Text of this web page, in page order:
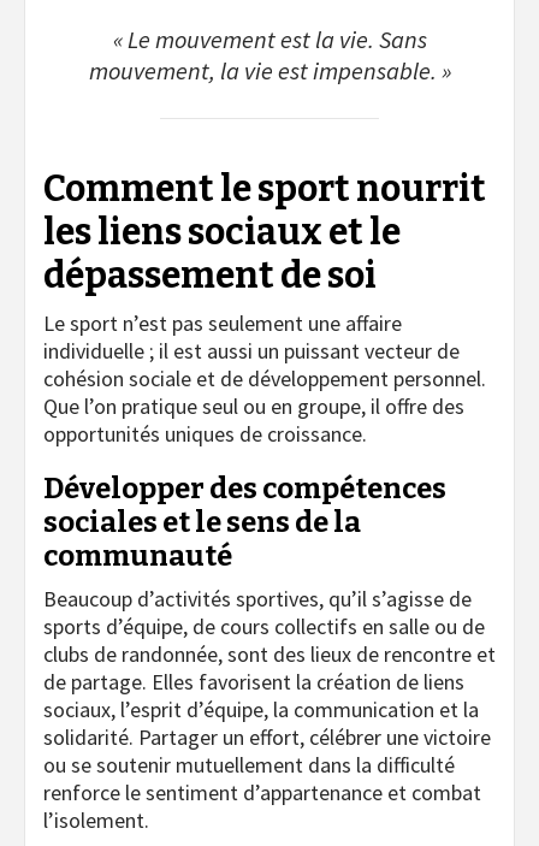
« Le mouvement est la vie. Sans
mouvement, la vie est impensable. »
Comment le sport nourrit
les liens sociaux et le
dépassement de soi
Le sport n’est pas seulement une affaire
individuelle ; il est aussi un puissant vecteur de
cohésion sociale et de développement personnel.
Que l’on pratique seul ou en groupe, il offre des
opportunités uniques de croissance.
Développer des compétences
sociales et le sens de la
communauté
Beaucoup d’activités sportives, qu’il s’agisse de
sports d’équipe, de cours collectifs en salle ou de
clubs de randonnée, sont des lieux de rencontre et
de partage. Elles favorisent la création de liens
sociaux, l’esprit d’équipe, la communication et la
solidarité. Partager un effort, célébrer une victoire
ou se soutenir mutuellement dans la difficulté
renforce le sentiment d’appartenance et combat
l’isolement.